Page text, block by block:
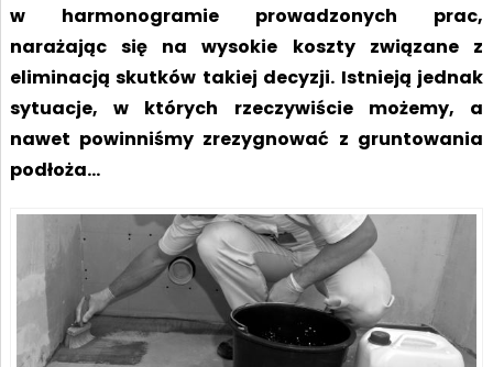
w harmonogramie prowadzonych prac,
narażając się na wysokie koszty związane z
eliminacją skutków takiej decyzji. Istnieją jednak
sytuacje, w których rzeczywiście możemy, a
nawet powinniśmy zrezygnować z gruntowania
podłoża…